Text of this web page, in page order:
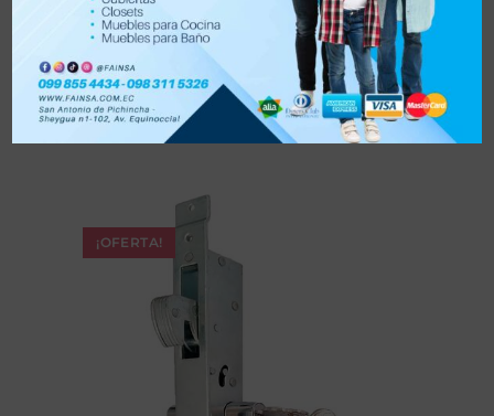
Filtrar
Orden por defecto
¡OFERTA!